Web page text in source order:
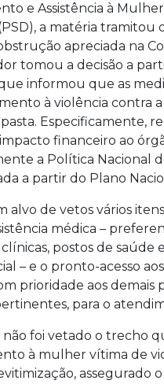
e Assistência à
a matéria
apreciada na
tomou a decisão a
informou que as
à violência contra
Especificamente,
financeiro ao
a Política Nacional
a partir do Plano
alvo de vetos vários
médica –
clínicas, postos de
– e o pronto-acesso
prioridade aos demais
para o
foi vetado o trecho
à mulher vítima de
assegurado